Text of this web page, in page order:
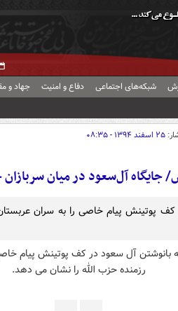
شبکه‌های اجتماعی دفاع و امنیت جهاد و
۲۵ اسفند ۱۳۹۴ - ۰۸:۳۵
آل‌سعود در میان سربازان
پوتینش پیام خاصی را به سران